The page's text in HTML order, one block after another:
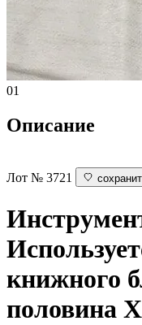
01
Описание
Лот № 3721
книжного
половина